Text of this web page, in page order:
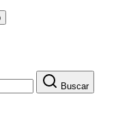
Buscar